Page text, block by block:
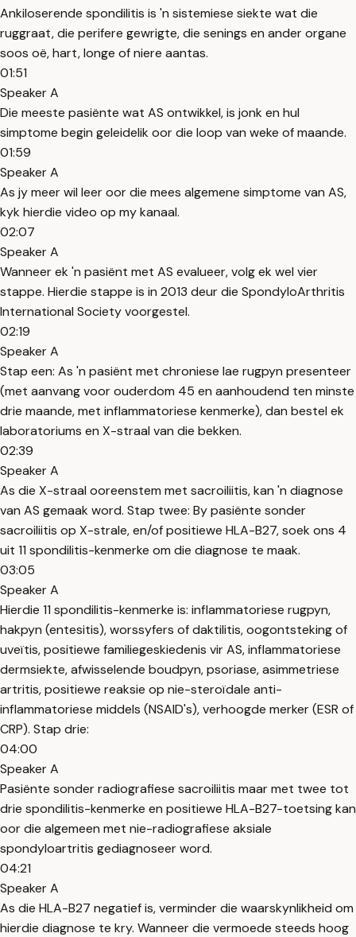
Ankiloserende spondilitis is 'n sistemiese siekte wat die
ruggraat, die perifere gewrigte, die senings en ander organe
soos oë, hart, longe of niere aantas.
01:51
Speaker A
Die meeste pasiënte wat AS ontwikkel, is jonk en hul
simptome begin geleidelik oor die loop van weke of maande.
01:59
Speaker A
As jy meer wil leer oor die mees algemene simptome van AS,
kyk hierdie video op my kanaal.
02:07
Speaker A
Wanneer ek 'n pasiënt met AS evalueer, volg ek wel vier
stappe. Hierdie stappe is in 2013 deur die SpondyloArthritis
International Society voorgestel.
02:19
Speaker A
Stap een: As 'n pasiënt met chroniese lae rugpyn presenteer
(met aanvang voor ouderdom 45 en aanhoudend ten minste
drie maande, met inflammatoriese kenmerke), dan bestel ek
laboratoriums en X-straal van die bekken.
02:39
Speaker A
As die X-straal ooreenstem met sacroiliitis, kan 'n diagnose
van AS gemaak word. Stap twee: By pasiënte sonder
sacroiliitis op X-strale, en/of positiewe HLA-B27, soek ons ​​4
uit 11 spondilitis-kenmerke om die diagnose te maak.
03:05
Speaker A
Hierdie 11 spondilitis-kenmerke is: inflammatoriese rugpyn,
hakpyn (entesitis), worssyfers of daktilitis, oogontsteking of
uveïtis, positiewe familiegeskiedenis vir AS, inflammatoriese
dermsiekte, afwisselende boudpyn, psoriase, asimmetriese
artritis, positiewe reaksie op nie-steroïdale anti-
inflammatoriese middels (NSAID's), verhoogde merker (ESR of
CRP). Stap drie:
04:00
Speaker A
Pasiënte sonder radiografiese sacroiliitis maar met twee tot
drie spondilitis-kenmerke en positiewe HLA-B27-toetsing kan
oor die algemeen met nie-radiografiese aksiale
spondyloartritis gediagnoseer word.
04:21
Speaker A
As die HLA-B27 negatief is, verminder die waarskynlikheid om
hierdie diagnose te kry. Wanneer die vermoede steeds hoog